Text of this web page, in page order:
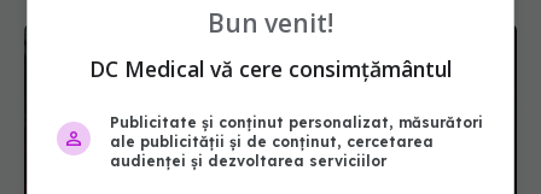
Bun venit!
DC Medical vă cere consimțământul
Publicitate și conținut personalizat, măsurători
ale publicității și de conținut, cercetarea
audienței și dezvoltarea serviciilor